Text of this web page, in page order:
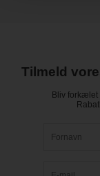
Tilmeld
Bliv forkælet